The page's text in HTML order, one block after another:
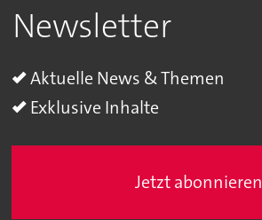
Newsletter
Aktuelle News & Themen
Exklusive Inhalte
Jetzt abonnieren